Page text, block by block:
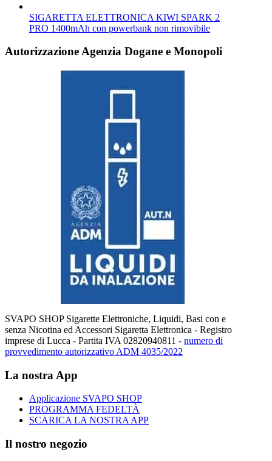
SIGARETTA ELETTRONICA KIWI SPARK 2
PRO 1400mAh con powerbank non rimovibile
Autorizzazione Agenzia Dogane e Monopoli
SVAPO SHOP Sigarette Elettroniche, Liquidi, Basi con e
senza Nicotina ed Accessori Sigaretta Elettronica - Registro
imprese di Lucca - Partita IVA 02820940811 - numero di
provvedimento autorizzativo ADM 4035/2022
La nostra App
Applicazione SVAPO SHOP
PROGRAMMA FEDELTÀ
SCARICA LA NOSTRA APP
Il nostro negozio